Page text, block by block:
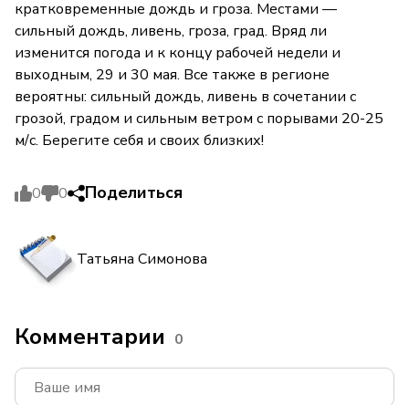
кратковременные дождь и гроза. Местами —
сильный дождь, ливень, гроза, град. Вряд ли
изменится погода и к концу рабочей недели и
выходным, 29 и 30 мая. Все также в регионе
вероятны: сильный дождь, ливень в сочетании с
грозой, градом и сильным ветром с порывами 20-25
м/с. Берегите себя и своих близких!
0 0 Поделиться
Татьяна Симонова
Комментарии 0